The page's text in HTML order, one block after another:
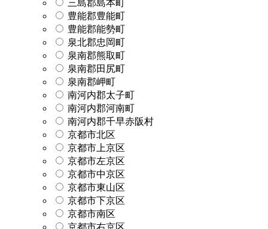
三島郡島本町
豊能郡豊能町
豊能郡能勢町
泉北郡忠岡町
泉南郡熊取町
泉南郡田尻町
泉南郡岬町
南河内郡太子町
南河内郡河南町
南河内郡千早赤阪村
京都市北区
京都市上京区
京都市左京区
京都市中京区
京都市東山区
京都市下京区
京都市南区
京都市右京区